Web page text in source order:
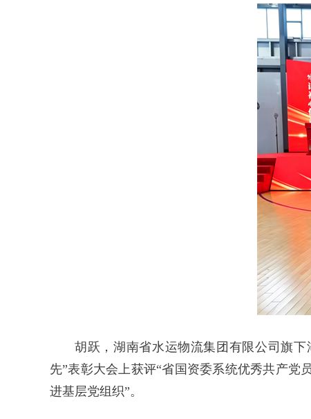
胡跃，湖南省水运物流集团有限公司旗
先”表彰大会上获评“省国资委系统优秀共产党
进基层党组织”。